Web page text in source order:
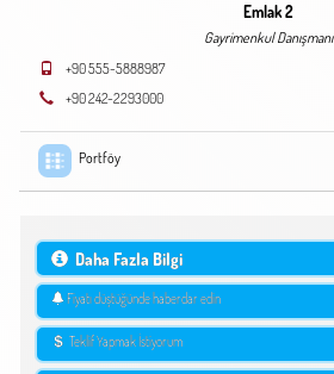
Emlak 2
Gayrimenkul Danışmanı
+90 555-5888987
+90 242-2293000
Portföy
Daha Fazla Bilgi
Fiyatı düştüğünde haberdar edin
Teklif Yapmak İstiyorum